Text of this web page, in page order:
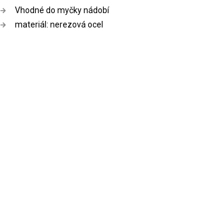
Vhodné do myčky nádobí
materiál: nerezová ocel